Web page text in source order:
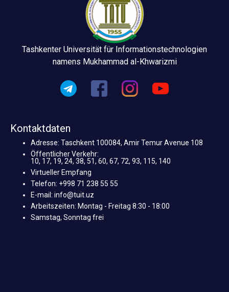
Tashkenter Universität für Informationstechnologien
namens Mukhammad al-Khwarizmi
Kontaktdaten
Adresse: Taschkent 100084, Amir Temur Avenue 108
Öffentlicher Verkehr:
10, 17, 19, 24, 38, 51, 60, 67, 72, 93, 115, 140
Virtueller Empfang
Telefon: +998 71 238 55 55
E-mail: info@tuit.uz
Arbeitszeiten: Montag - Freitag 8:30 - 18:00
Samstag, Sonntag frei